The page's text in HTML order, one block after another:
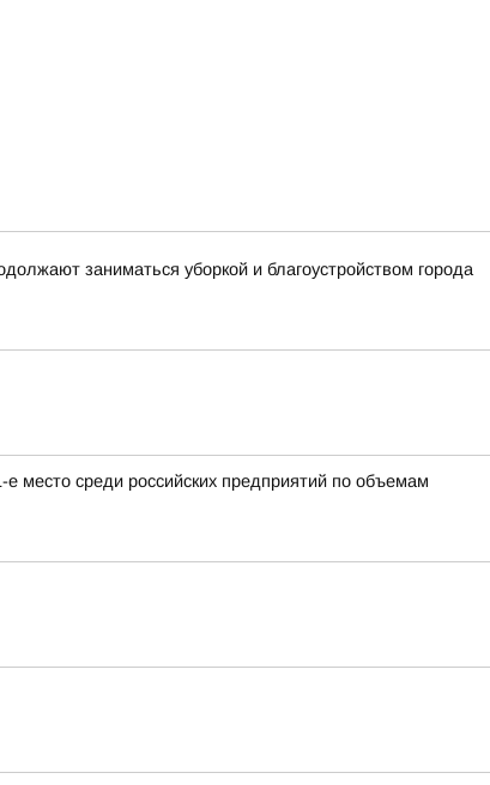
заниматься уборкой и благоустройством города
место среди российских предприятий по объемам